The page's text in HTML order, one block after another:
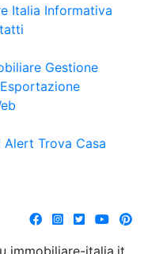
Italia Informativa
Gestione
Alert Trova Casa
immobiliare-italia.it